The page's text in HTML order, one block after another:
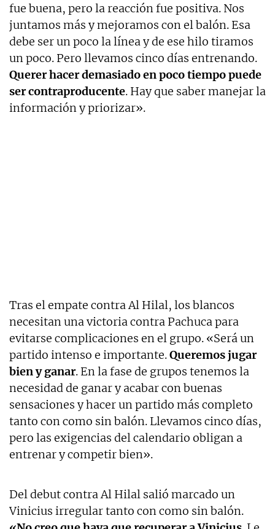
fue buena, pero la reacción fue positiva. Nos
juntamos más y mejoramos con el balón. Esa
debe ser un poco la línea y de ese hilo tiramos
un poco. Pero llevamos cinco días entrenando.
Querer hacer demasiado en poco tiempo puede
ser contraproducente. Hay que saber manejar la
información y priorizar».
Tras el empate contra Al Hilal, los blancos
necesitan una victoria contra Pachuca para
evitarse complicaciones en el grupo. «Será un
partido intenso e importante.Queremos jugar
bien y ganar. En la fase de grupos tenemos la
necesidad de ganar y acabar con buenas
sensaciones y hacer un partido más completo
tanto con como sin balón. Llevamos cinco días,
pero las exigencias del calendario obligan a
entrenar y competir bien».
Del debut contra Al Hilal salió marcado un
Vinicius irregular tanto con como sin balón.